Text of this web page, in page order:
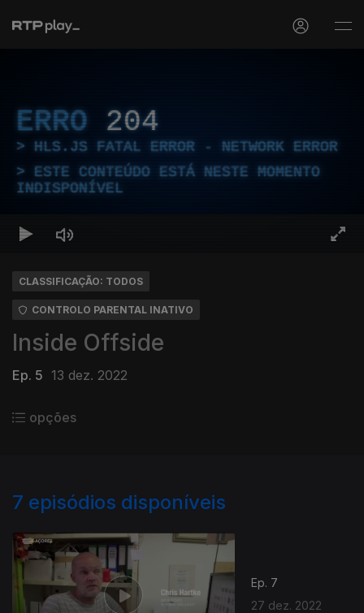
ERRO 204
HLS.JS FATAL ERROR - NETWORK ERROR
ESTE CONTEÚDO ESTÁ NESTE MOMENTO
INDISPONÍVEL
CLASSIFICAÇÃO: TODOS
CONTROLO PARENTAL INATIVO
Inside Offside
Ep. 5 13 dez. 2022
opções
7 episódios disponíveis
Ep. 7
27 dez. 2022